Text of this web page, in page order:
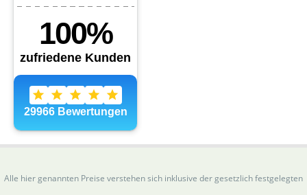
Alle hier genannten Preise verstehen sich inklusive der gesetzlich festgelegten